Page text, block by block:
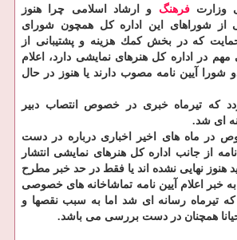
وزارتفرهنگ و ارشاد اسلامی چرا هنوز
از شوراهای این اداره كل همچون شورای
كه در بخش كمك هزینه و پشتیبانی از
در اداره كل هنرهای نمایشی دارد، اعلام
شورا آیین نامه مصوب دارند یا هنوز در حال
كه تیرماه خبری در خصوص انتصاب دبیر
ای شد.
در ماه های اخیر اخباری درباره در دست
از جانب اداره كل هنرهای نمایشی انتشار
هنوز نهایی نشده اند یا فقط در حد خبر مطرح
خبر اعلام آیین نامه تماشاخانه های خصوصی
تیرماه رسانه ای شد اما به سبب نقصها و
همچنان در دست بررسی می باشد.